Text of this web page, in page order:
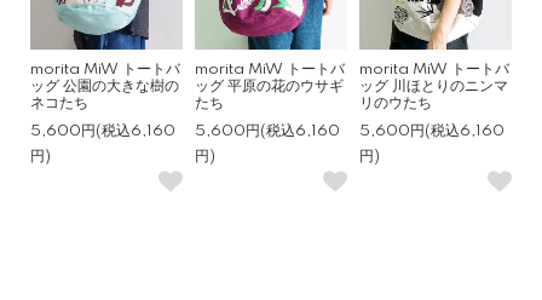
morita MiW トートバ
ッグ 公園の大きな樹の
ネコたち
5,600円(税込6,160
円)
morita MiW トートバ
ッグ 平原の花のウサギ
たち
5,600円(税込6,160
円)
morita MiW トートバ
ッグ 川ほとりのニンマ
リのウたち
5,600円(税込6,160
円)